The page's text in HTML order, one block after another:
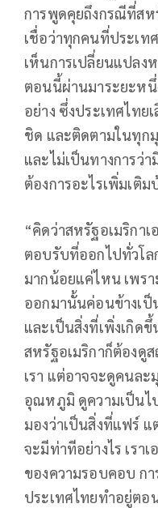
การพูดคุยถึงกรณีที่สห
เชื่อว่าทุกคนที่ประเท
เห็นการเปลี่ยนแปลง
ตอนนี้ผ่านมาระยะหนึ่
อย่าง ซึ่งประเทศไทย
ชิด และติดตามในทุก
และไม่เป็นทางการว่
ต้องการอะไรเพิ่มเติม
“คิดว่าสหรัฐอเมริกา
ตอบรับที่ออกไปทั่วโล
มากน้อยแค่ไหน เพร
ออกมานั้นค่อนข้างเป็
และเป็นสิ่งที่เพิ่งเกิด
สหรัฐอเมริกาก็ต้องดู
เรา แต่อาจจะดูคนล
อุณหภูมิ ดูความเป็นไ
มองว่าเป็นสิ่งที่แฟร์
จะมีท่าทีอย่างไร เรา
ของความรอบคอบ ก
ประเทศไทยทำอยู่ตอ